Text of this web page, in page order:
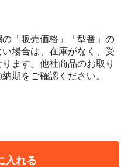
「販売価格」「型番」の
い場合は、在庫がなく、受
ます。他社商品のお取り
期をご確認ください。
入れる